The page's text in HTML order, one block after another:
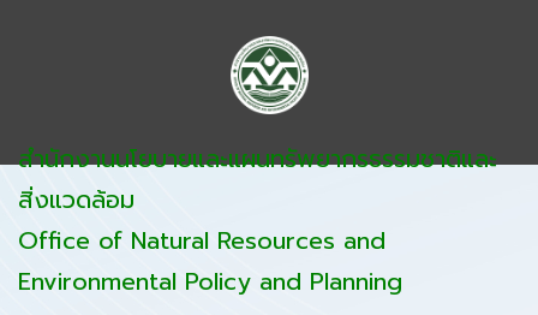
สำนักงานนโยบายและแผนทรัพยากรธรรมชาติและ
สิ่งแวดล้อม
Office of Natural Resources and
Environmental Policy and Planning